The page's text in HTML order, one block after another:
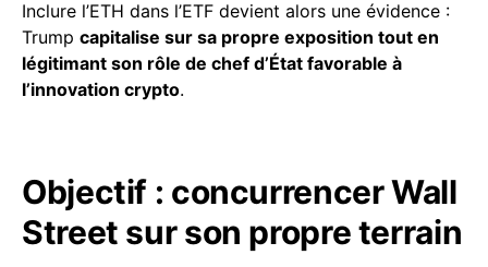
Inclure l’ETH dans l’ETF devient alors une évidence :
Trump capitalise sur sa propre exposition tout en
légitimant son rôle de chef d’État favorable à
l’innovation crypto.
Objectif : concurrencer Wall
Street sur son propre terrain